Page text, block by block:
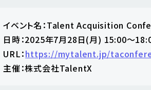
イベント名：Talent Acquisition
日時：2025年7月28日(月) 15:00～
URL：https://mytalent.jp/
主催：株式会社TalentX